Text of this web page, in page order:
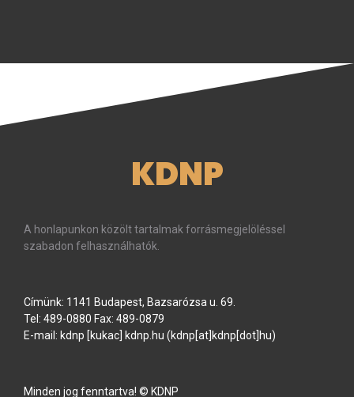
KDNP
A honlapunkon közölt tartalmak forrásmegjelöléssel
szabadon felhasználhatók.
Címünk: 1141 Budapest, Bazsarózsa u. 69.
Tel: 489-0880 Fax: 489-0879
E-mail: kdnp [kukac] kdnp hu (kdnp[at]kdnp[dot]hu)
Minden jog fenntartva! © KDNP